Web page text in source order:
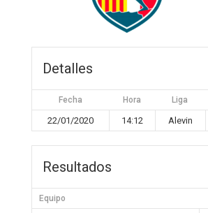
Detalles
Fecha Hora Liga
22/01/2020 14:12 Alevin
Resultados
Equipo